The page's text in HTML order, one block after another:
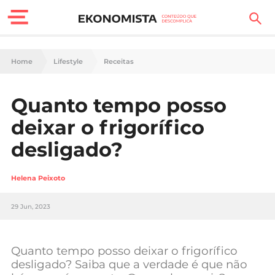
Finanças Pessoais
Carreira
Casa
Lifestyle
Sociedade
Negócios
Home Lifestyle Receitas
Quanto tempo posso
deixar o frigorífico
desligado?
Helena Peixoto
29 Jun, 2023
Quanto tempo posso deixar o frigorífico
desligado? Saiba que a verdade é que não